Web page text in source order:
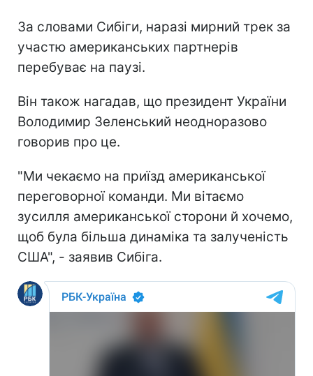
За словами Сибіги, наразі мирний трек за
участю американських партнерів
перебуває на паузі.
Він також нагадав, що президент України
Володимир Зеленський неодноразово
говорив про це.
"Ми чекаємо на приїзд американської
переговорної команди. Ми вітаємо
зусилля американської сторони й хочемо,
щоб була більша динаміка та залученість
США", - заявив Сибіга.